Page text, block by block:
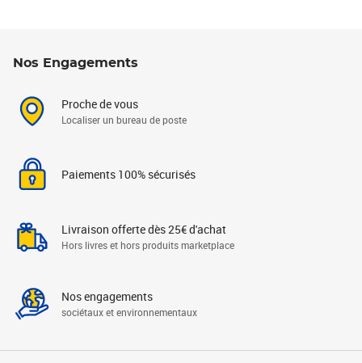
Nos Engagements
Proche de vous
Localiser un bureau de poste
Paiements 100% sécurisés
Livraison offerte dès 25€ d'achat
Hors livres et hors produits marketplace
Nos engagements
sociétaux et environnementaux